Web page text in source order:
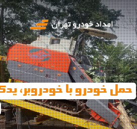
حمل خودرو با خودروبر،